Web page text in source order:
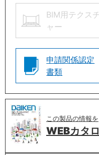
BIM用テクス
ャー
申請関係認定
書類
この製品の情報を
WEBカタ